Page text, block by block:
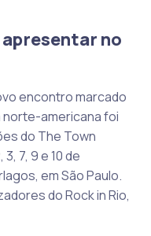
no
encontro marcado
norte-americana foi
do The Town
7, 9 e 10 de
em São Paulo.
do Rock in Rio,